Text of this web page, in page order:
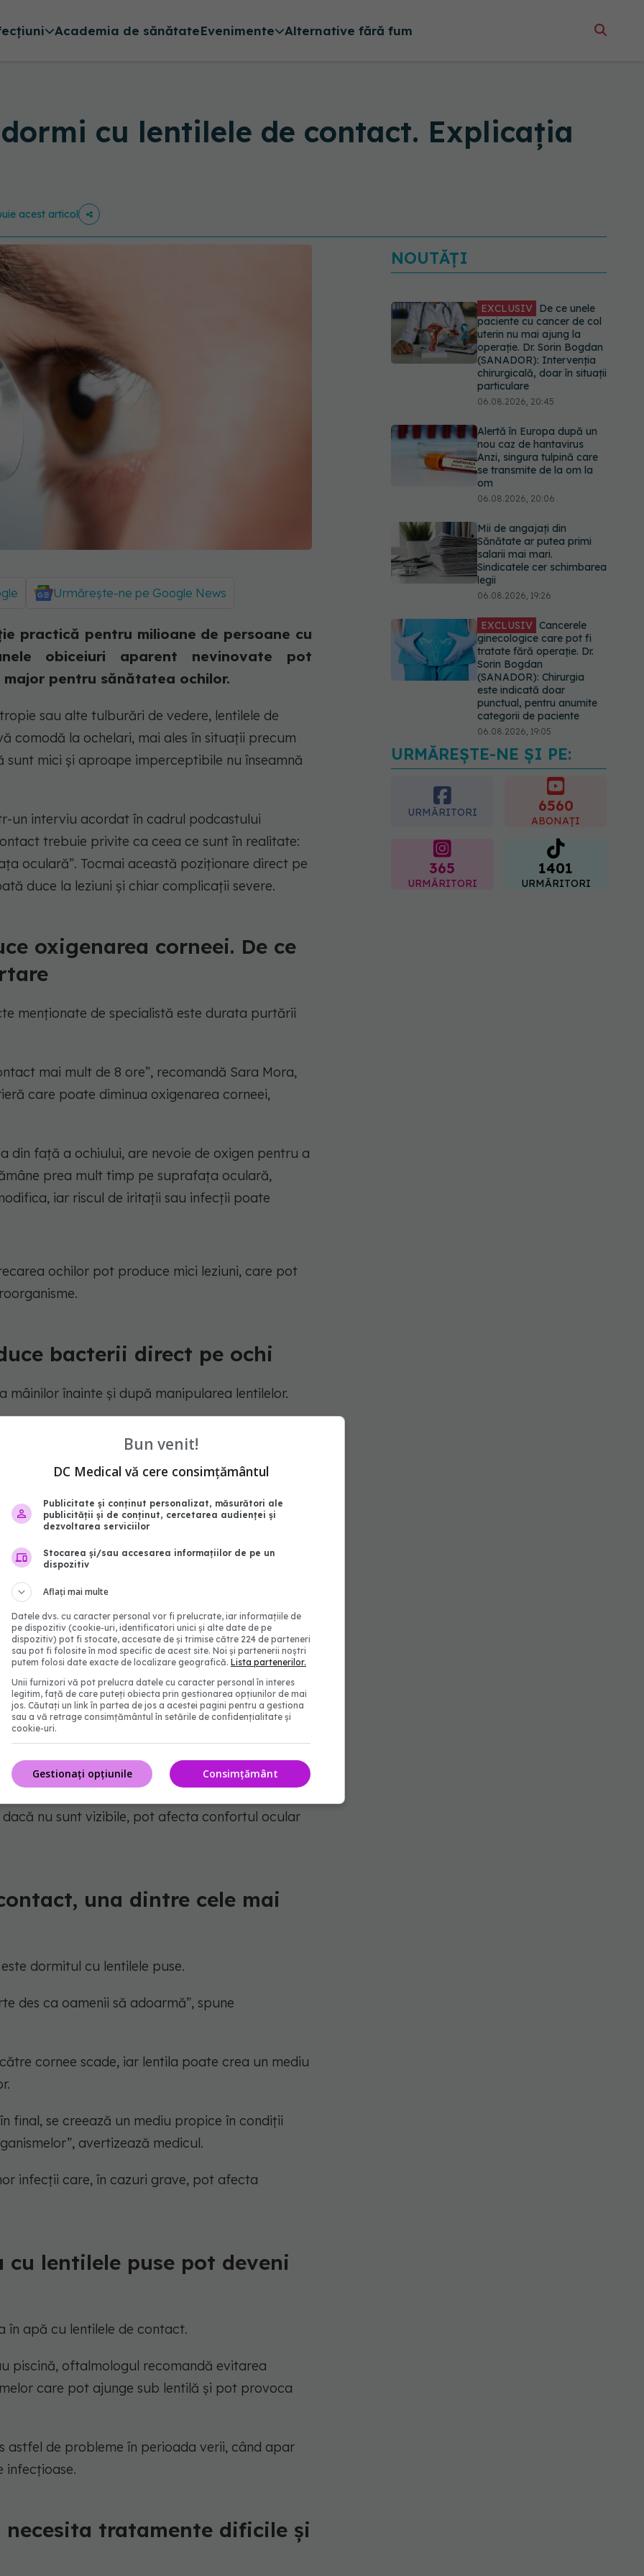
Academia de sănătateEvenimente Alternative fără fum
cu lentilele de contact. Explicația
acest articol
Urmărește-ne pe Google News
practică pentru milioane de persoane cu
obiceiuri aparent nevinovate pot
pentru sănătatea ochilor.
sau alte tulburări de vedere, lentilele de
comodă la ochelari, mai ales în situații precum
mici și aproape imperceptibile nu înseamnă
un interviu acordat în cadrul podcastului
trebuie privite ca ceea ce sunt în realitate:
oculară”. Tocmai această poziționare direct pe
duce la leziuni și chiar complicații severe.
oxigenarea corneei. De ce
menționate de specialistă este durata purtării
mai mult de 8 ore”, recomandă Sara Mora,
care poate diminua oxigenarea corneei,
din față a ochiului, are nevoie de oxigen pentru a
prea mult timp pe suprafața oculară,
iar riscul de iritații sau infecții poate
ochilor pot produce mici leziuni, care pot
bacterii direct pe ochi
mâinilor înainte și după manipularea lentilelor.
obiecte pe care se află microorganisme
oftalmologul.
insuficient spălate poate transfera bacterii și
oculară, crescând riscul apariției unor infecții
folosite peste termen
o variantă mai sigură din punct de vedere
În acest caz, regula este respectarea
credem că nu sunt în stare proastă, în general,
explică Sara Mora.
nu sunt vizibile, pot afecta confortul ocular
una dintre cele mai
dormitul cu lentilele puse.
des ca oamenii să adoarmă”, spune
cornee scade, iar lentila poate crea un mediu
final, se creează un mediu propice în condiții
avertizează medicul.
infecții care, în cazuri grave, pot afecta
cu lentilele puse pot deveni
în apă cu lentilele de contact.
piscină, oftalmologul recomandă evitarea
care pot ajunge sub lentilă și pot provoca
astfel de probleme în perioada verii, când apar
infecțioase.
tratamente dificile și
NOUTĂȚI
EXCLUSIV De ce unele
paciente cu cancer de col
uterin nu mai ajung la
operație. Dr. Sorin Bogdan
(SANADOR): Intervenția
chirurgicală, doar în situații
particulare
06.08.2026, 20:45
Alertă în Europa după un
nou caz de hantavirus
Anzi, singura tulpină care
se transmite de la om la
om
06.08.2026, 20:06
Mii de angajați din
Sănătate ar putea primi
salarii mai mari.
Sindicatele cer schimbarea
legii
06.08.2026, 19:26
EXCLUSIV Cancerele
ginecologice care pot fi
tratate fără operație. Dr.
Sorin Bogdan
(SANADOR): Chirurgia
este indicată doar
punctual, pentru anumite
categorii de paciente
06.08.2026, 19:05
EXCLUSIV Brahiterapie
vs radioterapie externă în
cancerul ginecologic. Dr.
Sorin Bogdan (SANADOR)
explică diferența și cum
acționează tratamentul
URMĂREȘTE-NE ȘI PE:
URMĂRITORI 6560
ABONAȚI
365
URMĂRITORI
1401
URMĂRITORI
Bun venit!
DC Medical vă cere consimțământul
Publicitate și conținut personalizat, măsurători ale
publicității și de conținut, cercetarea audienței și
dezvoltarea serviciilor
Stocarea și/sau accesarea informațiilor de pe un
dispozitiv
Aflați mai multe
Datele dvs. cu caracter personal vor fi prelucrate, iar informațiile de
pe dispozitiv (cookie-uri, identificatori unici și alte date de pe
dispozitiv) pot fi stocate, accesate de și trimise către 224 de parteneri
sau pot fi folosite în mod specific de acest site. Noi și partenerii noștri
putem folosi date exacte de localizare geografică. Lista partenerilor.
Unii furnizori vă pot prelucra datele cu caracter personal în interes
legitim, față de care puteți obiecta prin gestionarea opțiunilor de mai
jos. Căutați un link în partea de jos a acestei pagini pentru a gestiona
sau a vă retrage consimțământul în setările de confidențialitate și
cookie-uri.
Consimțământ
Gestionați opțiunile